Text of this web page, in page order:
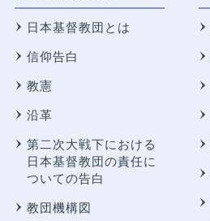
日本基督教団とは
信仰告白
教憲
沿革
第二次大戦下における
日本基督教団の責任に
ついての告白
教団機構図